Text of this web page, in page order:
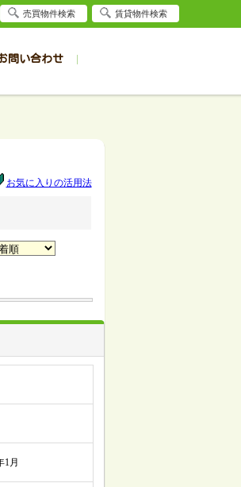
問い合わせ
お気に入りの活用法
1月
売買物件検索 賃貸物件検索